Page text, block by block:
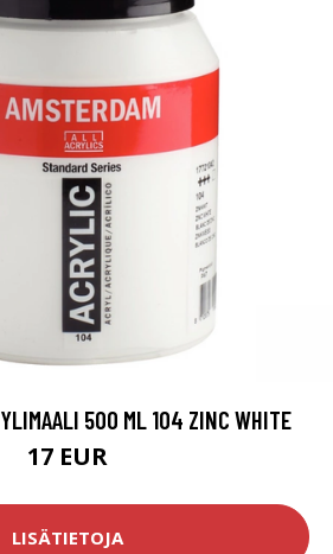
500 ML 104 ZINC WHITE
17 EUR
LISÄTIETOJA